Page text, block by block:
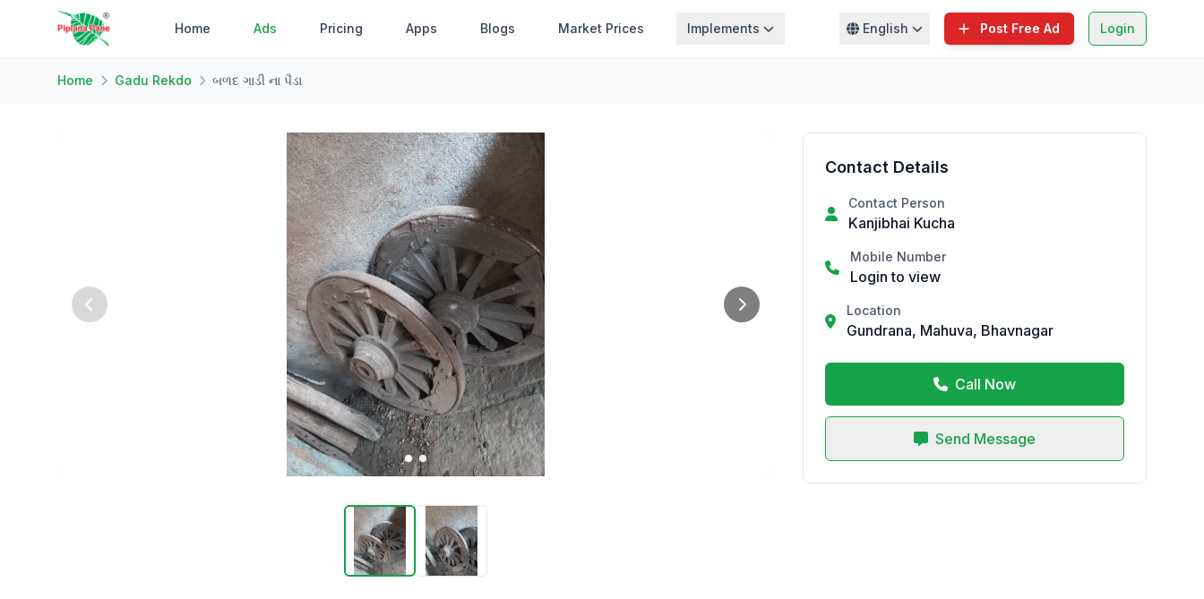
Home Ads Pricing Apps Blogs Market Prices Implements English Post Free Ad Login
Home Gadu Rekdo બળદ ગાડી ના પૈડા
Contact Details
Contact Person
Kanjibhai Kucha
Mobile Number
Login to view
Location
Gundrana, Mahuva, Bhavnagar
Call Now
Send Message